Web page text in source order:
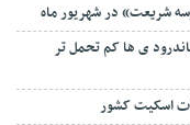
شریعت» در شهریور ماه
ی ها کم تحمل تر
اسکیت کشور